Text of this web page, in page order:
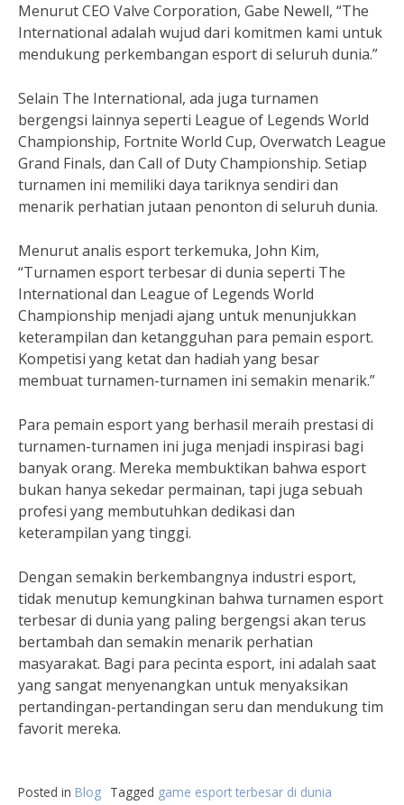
Menurut CEO Valve Corporation, Gabe Newell, “The
International adalah wujud dari komitmen kami untuk
mendukung perkembangan esport di seluruh dunia.”
Selain The International, ada juga turnamen
bergengsi lainnya seperti League of Legends World
Championship, Fortnite World Cup, Overwatch League
Grand Finals, dan Call of Duty Championship. Setiap
turnamen ini memiliki daya tariknya sendiri dan
menarik perhatian jutaan penonton di seluruh dunia.
Menurut analis esport terkemuka, John Kim,
“Turnamen esport terbesar di dunia seperti The
International dan League of Legends World
Championship menjadi ajang untuk menunjukkan
keterampilan dan ketangguhan para pemain esport.
Kompetisi yang ketat dan hadiah yang besar
membuat turnamen-turnamen ini semakin menarik.”
Para pemain esport yang berhasil meraih prestasi di
turnamen-turnamen ini juga menjadi inspirasi bagi
banyak orang. Mereka membuktikan bahwa esport
bukan hanya sekedar permainan, tapi juga sebuah
profesi yang membutuhkan dedikasi dan
keterampilan yang tinggi.
Dengan semakin berkembangnya industri esport,
tidak menutup kemungkinan bahwa turnamen esport
terbesar di dunia yang paling bergengsi akan terus
bertambah dan semakin menarik perhatian
masyarakat. Bagi para pecinta esport, ini adalah saat
yang sangat menyenangkan untuk menyaksikan
pertandingan-pertandingan seru dan mendukung tim
favorit mereka.
Posted in Blog Tagged game esport terbesar di dunia